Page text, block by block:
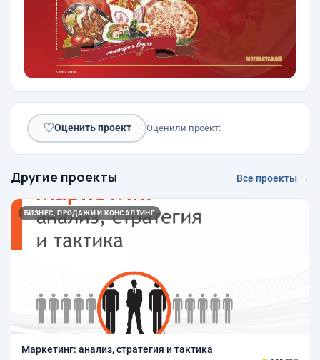
♡Оценить проект Оценили проект:
Другие проекты Все проекты →
БИЗНЕС, ПРОДАЖИ И КОНСАЛТИНГ
Маркетинг: анализ, стратегия и тактика